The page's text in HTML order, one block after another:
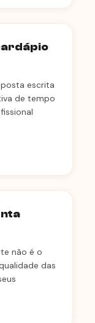
escrita
de tempo
não é o
das